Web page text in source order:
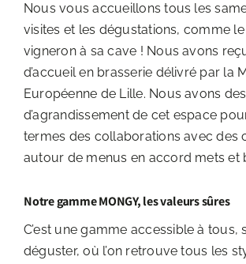
Nous vous accueillons tous les
visites et les dégustations, comme
vigneron à sa cave ! Nous avons
d’accueil en brasserie délivré par la
Européenne de Lille. Nous avons
d’agrandissement de cet espace
termes des collaborations avec des
autour de menus en accord mets et
Notre gamme MONGY, les valeurs sûres
C’est une gamme accessible à tous,
déguster, où l’on retrouve tous les